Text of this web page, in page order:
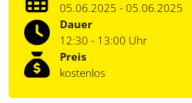
05.06.2025 - 05.06.2025
Dauer
12:30 - 13:00 Uhr
Preis
kostenlos